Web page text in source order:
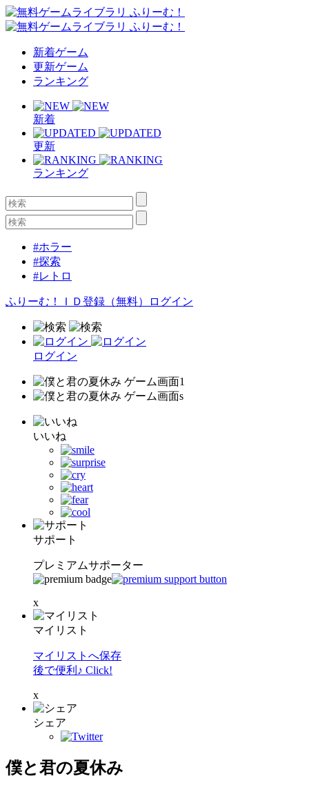
新着ゲーム
更新ゲーム
ランキング
新着
更新
ランキング
#ホラー
#探索
#レトロ
ふりーむ！ＩＤ登録（無料） ログイン
ログイン
いいね
サポート
プレミアムサポーター
x
マイリスト
マイリストへ保存
後で便利♪ Click!
x
シェア
僕と君の夏休み